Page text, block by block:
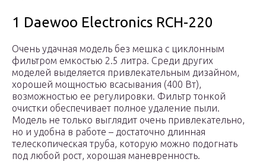
1 Daewoo Electronics RCH-220
Очень удачная модель без мешка с циклонным
фильтром емкостью 2.5 литра. Среди других
моделей выделяется привлекательным дизайном,
хорошей мощностью всасывания (400 Вт),
возможностью ее регулировки. Фильтр тонкой
очистки обеспечивает полное удаление пыли.
Модель не только выглядит очень привлекательно,
но и удобна в работе – достаточно длинная
телескопическая труба, которую можно подогнать
под любой рост, хорошая маневренность.